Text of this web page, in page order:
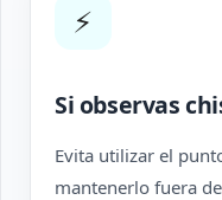
⚡
Si observas
Evita utilizar el
mantenerlo fuera